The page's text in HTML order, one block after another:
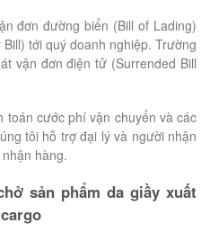
đơn đường biển (Bill of Lading)
tới quý doanh nghiệp. Trường
vận đơn điện tử (Surrended Bill
toán cước phí vận chuyển và các
tôi hỗ trợ đại lý và người nhận
hàng.
sản phẩm da giầy xuất